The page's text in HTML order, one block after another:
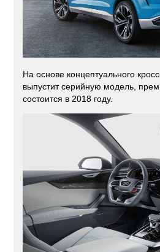
На основе концептуального
выпустит серийную модель,
состоится в 2018 году.